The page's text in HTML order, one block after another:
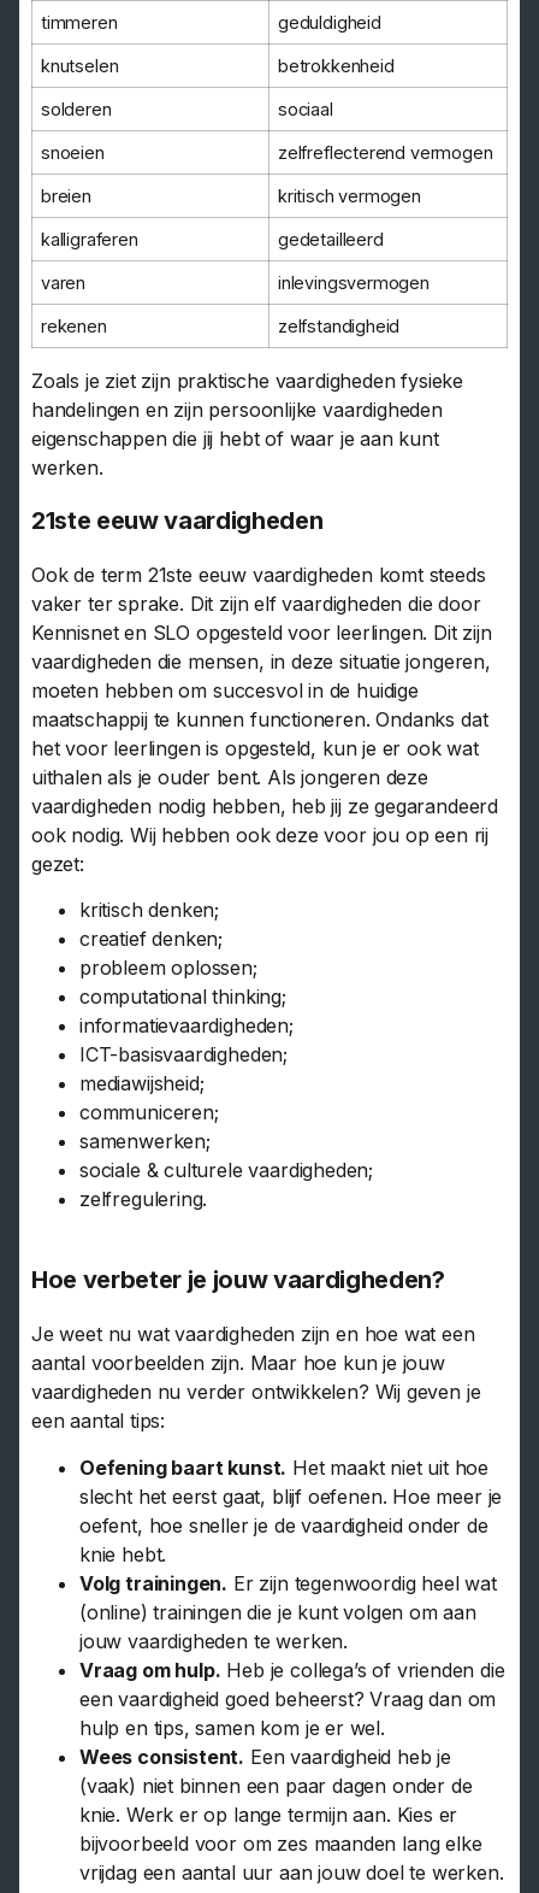
timmeren geduldigheid
knutselen betrokkenheid
solderen sociaal
snoeien zelfreflecterend vermogen
breien kritisch vermogen
kalligraferen gedetailleerd
varen inlevingsvermogen
rekenen zelfstandigheid
Zoals je ziet zijn praktische vaardigheden fysieke
handelingen en zijn persoonlijke vaardigheden
eigenschappen die jij hebt of waar je aan kunt
werken.
21ste eeuw vaardigheden
Ook de term 21ste eeuw vaardigheden komt steeds
vaker ter sprake. Dit zijn elf vaardigheden die door
Kennisnet en SLO opgesteld voor leerlingen. Dit zijn
vaardigheden die mensen, in deze situatie jongeren,
moeten hebben om succesvol in de huidige
maatschappij te kunnen functioneren. Ondanks dat
het voor leerlingen is opgesteld, kun je er ook wat
uithalen als je ouder bent. Als jongeren deze
vaardigheden nodig hebben, heb jij ze gegarandeerd
ook nodig. Wij hebben ook deze voor jou op een rij
gezet:
kritisch denken;
creatief denken;
probleem oplossen;
computational thinking;
informatievaardigheden;
ICT-basisvaardigheden;
mediawijsheid;
communiceren;
samenwerken;
sociale & culturele vaardigheden;
zelfregulering.
Hoe verbeter je jouw vaardigheden?
Je weet nu wat vaardigheden zijn en hoe wat een
aantal voorbeelden zijn. Maar hoe kun je jouw
vaardigheden nu verder ontwikkelen? Wij geven je
een aantal tips:
Oefening baart kunst. Het maakt niet uit hoe
slecht het eerst gaat, blijf oefenen. Hoe meer je
oefent, hoe sneller je de vaardigheid onder de
knie hebt.
Volg trainingen. Er zijn tegenwoordig heel wat
(online) trainingen die je kunt volgen om aan
jouw vaardigheden te werken.
Vraag om hulp. Heb je collega’s of vrienden die
een vaardigheid goed beheerst? Vraag dan om
hulp en tips, samen kom je er wel.
Wees consistent. Een vaardigheid heb je
(vaak) niet binnen een paar dagen onder de
knie. Werk er op lange termijn aan. Kies er
bijvoorbeeld voor om zes maanden lang elke
vrijdag een aantal uur aan jouw doel te werken.